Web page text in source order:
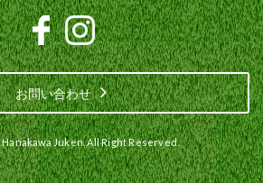
お問い合わせ
Juken. All Right Reserved.